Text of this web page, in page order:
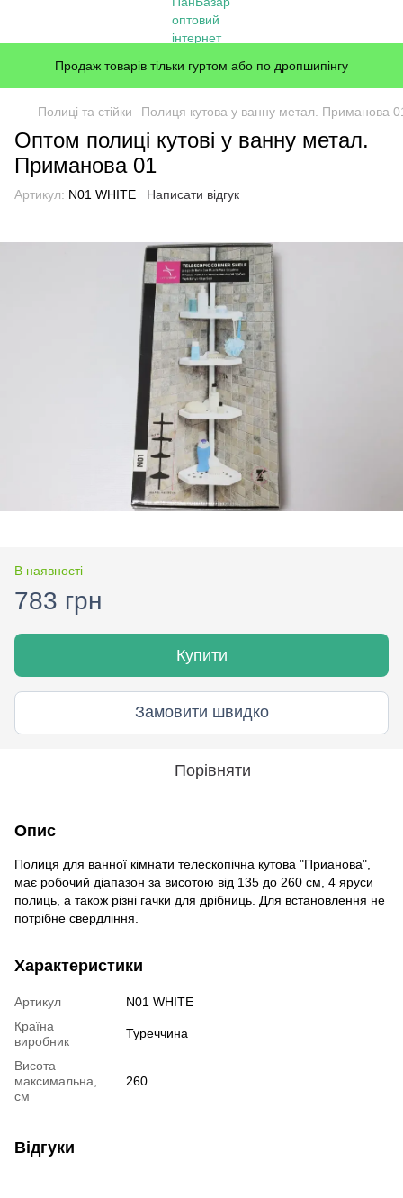
Продаж товарів тільки гуртом або по дропшипінгу
Полиці та стійки Полиця кутова у ванну метал. Приманова
Оптом полиці кутові у ванну метал.
Приманова 01
Артикул: N01 WHITE Написати відгук
В наявності
783 грн
Купити
Замовити швидко
Порівняти
Опис
Полиця для ванної кімнати телескопічна кутова "Прианова",
має робочий діапазон за висотою від 135 до 260 см, 4 яруси
полиць, а також різні гачки для дрібниць. Для встановлення не
потрібне свердління.
Характеристики
Артикул
N01 WHITE
Країна
виробник
Туреччина
Висота
максимальна,
см
260
Відгуки